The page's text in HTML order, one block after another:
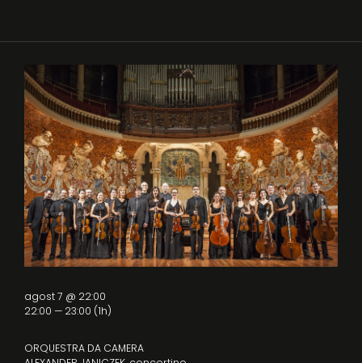
ORQUESTRA DA CAMERA
agost 7 @ 22:00
22:00 — 23:00 (1h)